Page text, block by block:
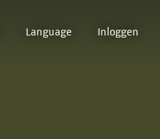
Language Inloggen